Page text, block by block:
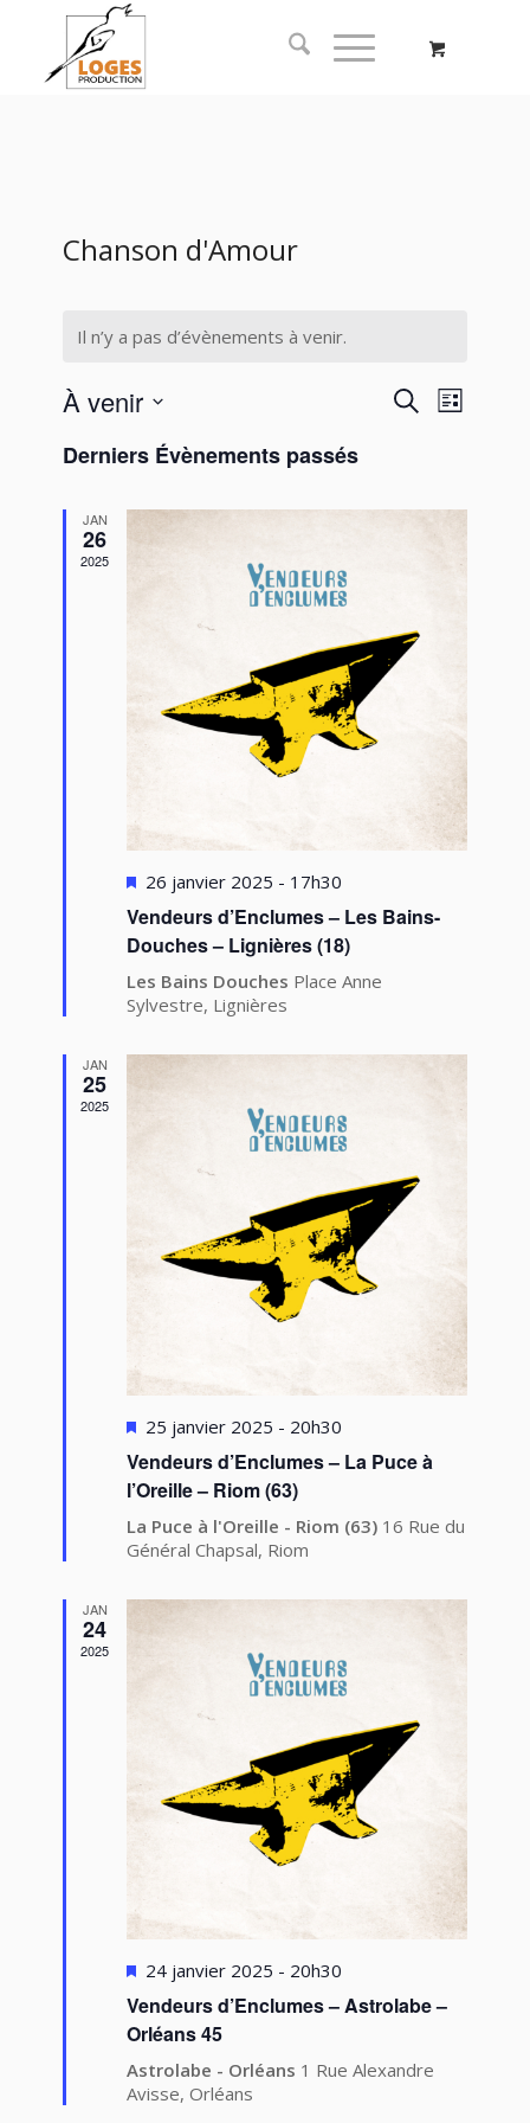
Chanson d'Amour
Il n’y a pas d’évènements à venir.
de
vues
Recherche
de
Liste
À venir
une
Derniers Évènements passés
JAN
26
2025
Mis
avant
26 janvier 2025 - 17h30
Vendeurs d’Enclumes – Les Bains-
Douches – Lignières (18)
Les Bains Douches Place Anne
Sylvestre, Lignières
JAN
25
2025
Mis
avant
25 janvier 2025 - 20h30
Vendeurs d’Enclumes – La Puce à
l’Oreille – Riom (63)
La Puce à l'Oreille - Riom (63) 16 Rue du
Général Chapsal, Riom
JAN
24
2025
Mis
avant
24 janvier 2025 - 20h30
Vendeurs d’Enclumes – Astrolabe –
Orléans 45
Astrolabe - Orléans 1 Rue Alexandre
Avisse, Orléans